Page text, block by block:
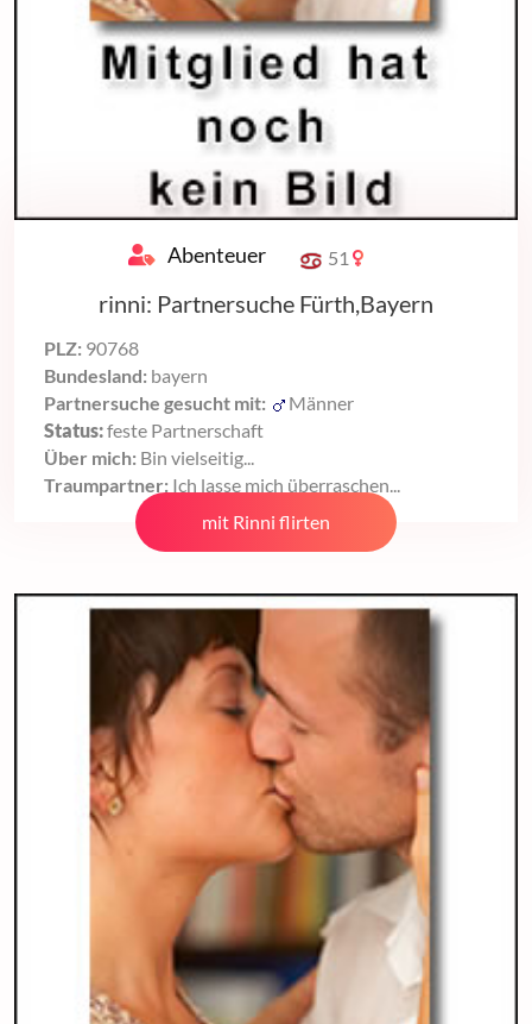
Abenteuer 51
rinni: Partnersuche Fürth,Bayern
PLZ: 90768
Bundesland: bayern
Partnersuche gesucht mit:
Männer
Status:feste Partnerschaft
Über mich: Bin vielseitig...
Traumpartner: Ich lasse mich überraschen...
mit Rinni flirten